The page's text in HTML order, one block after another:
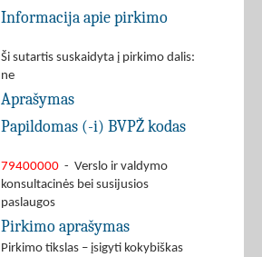
Informacija apie pirkimo
Ši sutartis suskaidyta į pirkimo dalis:
ne
Aprašymas
Papildomas (-i) BVPŽ kodas
79400000 - Verslo ir valdymo
konsultacinės bei susijusios
paslaugos
Pirkimo aprašymas
Pirkimo tikslas – įsigyti kokybiškas